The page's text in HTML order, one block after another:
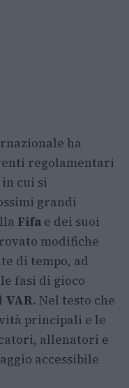
ha
regolamentari
cui si
grandi
Fifa e dei suoi
modifiche
di tempo, ad
fasi di gioco
VAR. Nel testo che
principali e le
allenatori e
accessibile